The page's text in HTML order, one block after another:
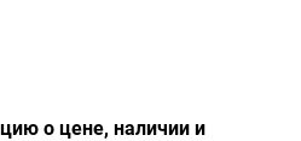
о цене, наличии и